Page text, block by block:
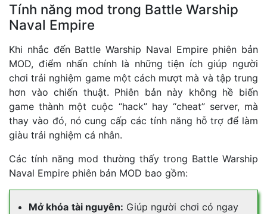
Tính năng mod trong Battle Warship
Naval Empire
Khi nhắc đến Battle Warship Naval Empire phiên bản
MOD, điểm nhấn chính là những tiện ích giúp người
chơi trải nghiệm game một cách mượt mà và tập trung
hơn vào chiến thuật. Phiên bản này không hề biến
game thành một cuộc “hack” hay “cheat” server, mà
thay vào đó, nó cung cấp các tính năng hỗ trợ để làm
giàu trải nghiệm cá nhân.
Các tính năng mod thường thấy trong Battle Warship
Naval Empire phiên bản MOD bao gồm:
Mở khóa tài nguyên: Giúp người chơi có ngay